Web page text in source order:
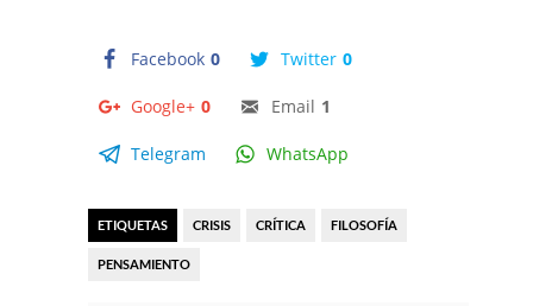
Facebook 0 Twitter 0
Google+ 0 Email 1
Telegram WhatsApp
ETIQUETAS CRISIS CRÍTICA FILOSOFÍA
PENSAMIENTO